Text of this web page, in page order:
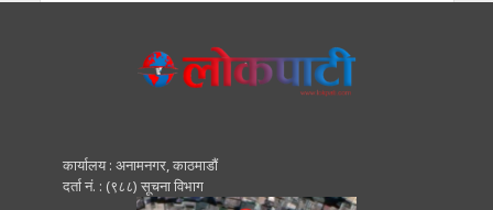
कार्यालय : अनामनगर, काठमाडाैं
दर्ता नं. : (९८८) सूचना विभाग